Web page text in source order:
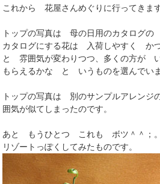
これから 花屋さんめぐりに行ってきま
トップの写真は 母の日用のカタログの
カタログにする花は 入荷しやすく
と 雰囲気が変わりつつ、多くの方が
もらえるかな と いうものを選んでいま
トップの写真は 別のサンプルアレン
囲気が似てしまったのです。
あと もうひとつ これも ボツ＾＾；。
リゾートっぽくしてみたものです。